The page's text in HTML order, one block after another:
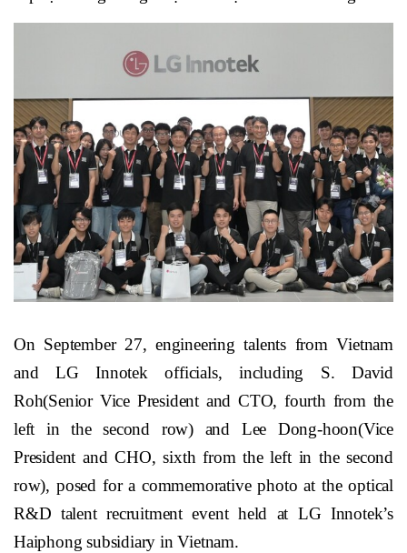
On September 27, engineering talents from Vietnam
and LG Innotek officials, including S. David
Roh(Senior Vice President and CTO, fourth from the
left in the second row) and Lee Dong-hoon(Vice
President and CHO, sixth from the left in the second
row), posed for a commemorative photo at the optical
R&D talent recruitment event held at LG Innotek’s
Haiphong subsidiary in Vietnam.